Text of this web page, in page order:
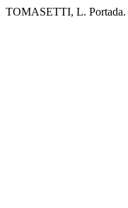
TOMASETTI, L. Portada.